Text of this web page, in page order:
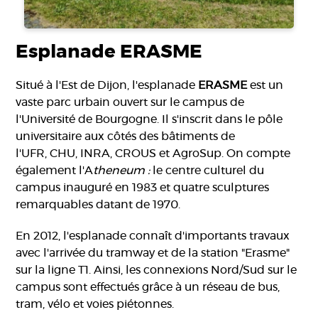
Esplanade ERASME
Situé à l'Est de Dijon, l'esplanade ERASMEest un
vaste parc urbain ouvert sur le campus de
l'Université de Bourgogne. Il s'inscrit dans le pôle
universitaire aux côtés des bâtiments de
l'UFR, CHU, INRA, CROUS et AgroSup. On compte
également l'Atheneum : le centre culturel du
campus inauguré en 1983 et quatre sculptures
remarquables datant de 1970.
En 2012, l'esplanade connaît d'importants travaux
avec l'arrivée du tramway et de la station "Erasme"
sur la ligne T1. Ainsi, les connexions Nord/Sud sur le
campus sont effectués grâce à un réseau de bus,
tram, vélo et voies piétonnes.